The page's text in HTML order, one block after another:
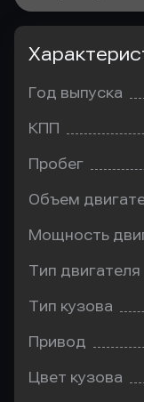
Год выпуска
КПП
Пробег
Объем
Мощность
Тип двигателя
Тип кузова
Привод
Цвет кузова